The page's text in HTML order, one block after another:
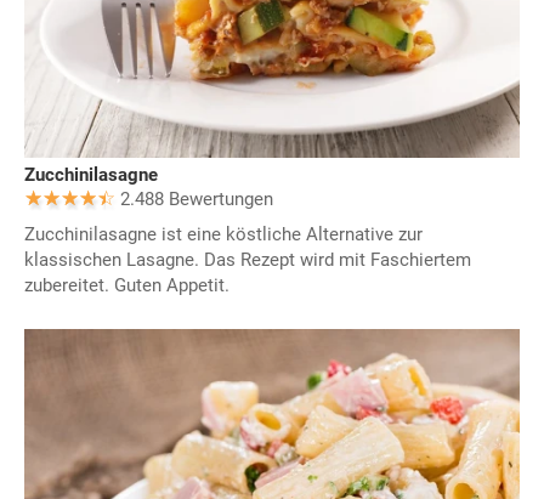
Zucchinilasagne
2.488 Bewertungen
Zucchinilasagne ist eine köstliche Alternative zur
klassischen Lasagne. Das Rezept wird mit Faschiertem
zubereitet. Guten Appetit.